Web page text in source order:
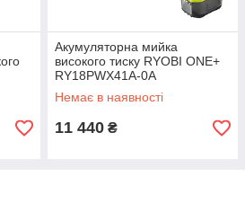
Акумуляторна мийка
високого тиску RYOBI ONE+
RY18PWX41A-0А
Немає в наявності
11 440 ₴